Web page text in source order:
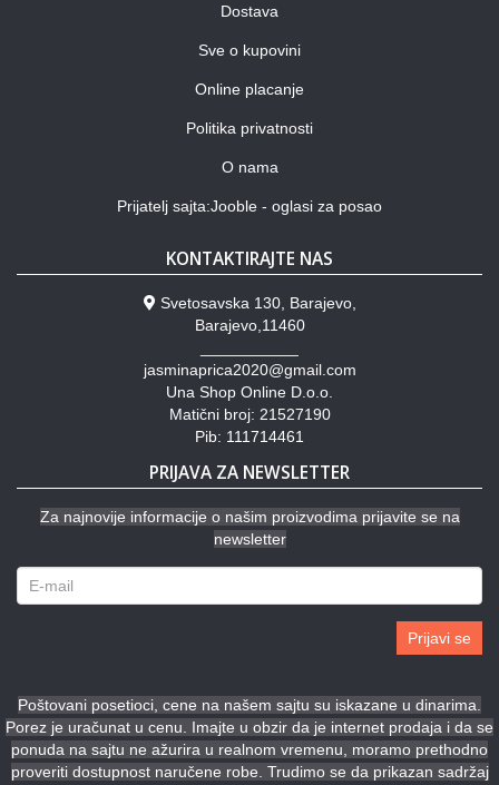
Dostava
Sve o kupovini
Online placanje
Politika privatnosti
O nama
Prijatelj sajta:Jooble - oglasi za posao
KONTAKTIRAJTE NAS
Svetosavska 130, Barajevo,
Barajevo,11460
jasminaprica2020@gmail.com
Una Shop Online D.o.o.
Matični broj: 21527190
Pib: 111714461
PRIJAVA ZA NEWSLETTER
Za najnovije informacije o našim proizvodima prijavite se na
newsletter
Prijavi se
Poštovani posetioci, cene na našem sajtu su iskazane u dinarima.
Porez je uračunat u cenu. Imajte u obzir da je internet prodaja i da se
ponuda na sajtu ne ažurira u realnom vremenu, moramo prethodno
proveriti dostupnost naručene robe. Trudimo se da prikazan sadržaj